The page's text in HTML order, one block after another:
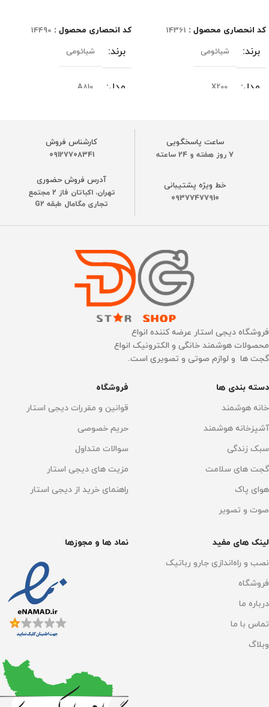
کد انحصاری محصول : 14361
برند شیائومی
مدل X200
ظرفیت باتری
وزن خالص
چین
جنس بدنه ABS
رنگ قرمز
اتصال به گوشی موبایل
اتصال به WI-FI
نوع نمایشگر LCD
فضای ذخیره‌سازی
پشتیبانی از حافظه 16G-128G
کد انحصاری محصول : 14490
برند شیائومی
مدل A810
ظرفیت باتری 500 میلی‌آمپر
جنس بدنه ABS
ساخت کشور چین
پشتیبانی شارژ
شارژر فندکی ماشین
اتصال به WI-FI
قابلیت اتصال
ابعاد 36.3×59.8×88 میلی‌متر
ساعت پاسخگویی
7 روز هفته و 24 ساعته
کارشناس فروش
09127708341
خط ویژه پشتیبانی
09377477910
آدرس فروش حضوری
تهران، اکباتان فاز 2 مجتمع
تجاری مگامال طبقه G2
فروشگاه دیجی استار عرضه کننده انواع
محصولات هوشمند خانگی و الکترونیک انواع
گجت ها و لوازم صوتی و تصویری است.
دسته بندی ها
خانه هوشمند
آشپزخانه هوشمند
سبک زندگی
گجت های سلامت
هوای پاک
صوت و تصویر
فروشگاه
قوانین و مقررات دیجی استار
حریم خصوصی
سوالات متداول
مزیت های دیجی استار
راهنمای خرید از دیجی استار
لینک های مفید
نصب و راه‌اندازی جارو رباتیک
فروشگاه
درباره ما
تماس با ما
وبلاگ
نماد ها و مجوزها